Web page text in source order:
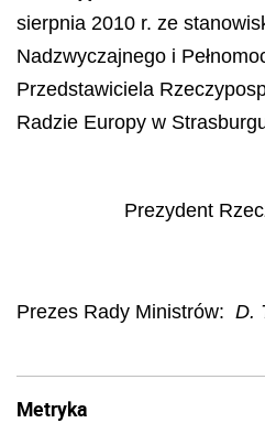
sierpnia 2010 r. ze
Nadzwyczajnego i Peł
Przedstawiciela
Radzie Europy w
Prezydent
Prezes Rady Ministrów: D.
Metryka